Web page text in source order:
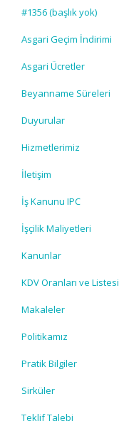
#1356 (başlık yok)
Asgari Geçim İndirimi
Asgari Ücretler
Beyanname Süreleri
Duyurular
Hizmetlerimiz
İletişim
İş Kanunu IPC
İşçilik Maliyetleri
Kanunlar
KDV Oranları ve Listesi
Makaleler
Politikamız
Pratik Bilgiler
Sirküler
Teklif Talebi